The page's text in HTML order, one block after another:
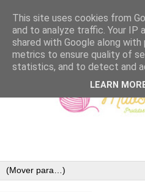
This site uses cookies from
and to analyze traffic. Your IP
shared with Google along
metrics to ensure quality of
statistics, and to detect and
LEARN